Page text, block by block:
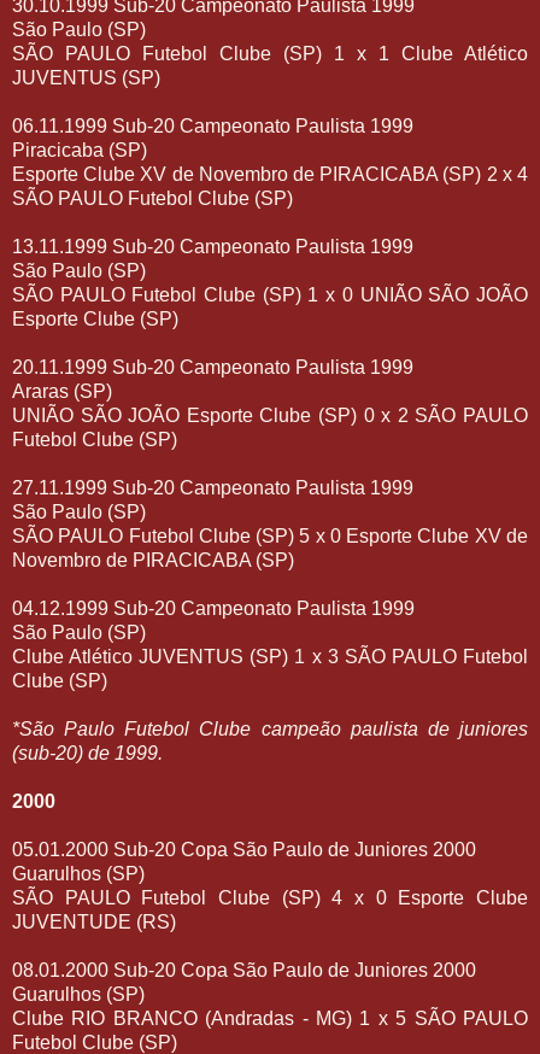
30.10.1999 Sub-20 Campeonato Paulista 1999
São Paulo (SP)
SÃO PAULO Futebol Clube (SP) 1 x 1 Clube Atlético
JUVENTUS (SP)
06.11.1999 Sub-20 Campeonato Paulista 1999
Piracicaba (SP)
Esporte Clube XV de Novembro de PIRACICABA (SP) 2 x 4
SÃO PAULO Futebol Clube (SP)
13.11.1999 Sub-20 Campeonato Paulista 1999
São Paulo (SP)
SÃO PAULO Futebol Clube (SP) 1 x 0 UNIÃO SÃO JOÃO
Esporte Clube (SP)
20.11.1999 Sub-20 Campeonato Paulista 1999
Araras (SP)
UNIÃO SÃO JOÃO Esporte Clube (SP) 0 x 2 SÃO PAULO
Futebol Clube (SP)
27.11.1999 Sub-20 Campeonato Paulista 1999
São Paulo (SP)
SÃO PAULO Futebol Clube (SP) 5 x 0 Esporte Clube XV de
Novembro de PIRACICABA (SP)
04.12.1999 Sub-20 Campeonato Paulista 1999
São Paulo (SP)
Clube Atlético JUVENTUS (SP) 1 x 3 SÃO PAULO Futebol
Clube (SP)
*São Paulo Futebol Clube campeão paulista de juniores
(sub-20) de 1999.
2000
05.01.2000 Sub-20 Copa São Paulo de Juniores 2000
Guarulhos (SP)
SÃO PAULO Futebol Clube (SP) 4 x 0 Esporte Clube
JUVENTUDE (RS)
08.01.2000 Sub-20 Copa São Paulo de Juniores 2000
Guarulhos (SP)
Clube RIO BRANCO (Andradas - MG) 1 x 5 SÃO PAULO
Futebol Clube (SP)